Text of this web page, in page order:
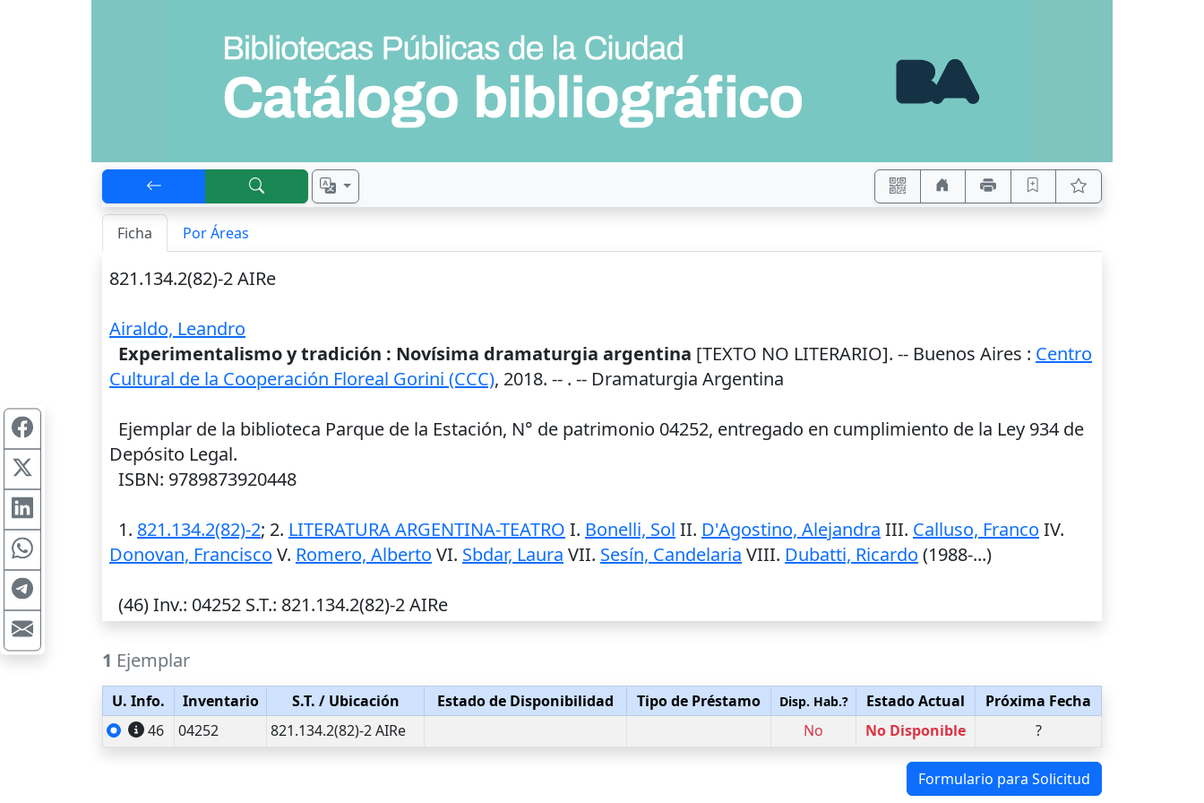
Ficha Por Áreas
821.134.2(82)-2 AIRe
Airaldo, Leandro
Experimentalismo y tradición : Novísima dramaturgia argentina [TEXTO NO LITERARIO]. -- Buenos Aires : Centro
Cultural de la Cooperación Floreal Gorini (CCC), 2018. -- . -- Dramaturgia Argentina
Ejemplar de la biblioteca Parque de la Estación, N° de patrimonio 04252, entregado en cumplimiento de la Ley 934 de
Depósito Legal.
ISBN: 9789873920448
1. 821.134.2(82)-2; 2. LITERATURA ARGENTINA-TEATRO I. Bonelli, Sol II. D'Agostino, Alejandra III. Calluso, Franco IV.
Donovan, Francisco V. Romero, Alberto VI. Sbdar, Laura VII. Sesín, Candelaria VIII. Dubatti, Ricardo (1988-...)
(46)Inv.: 04252 S.T.: 821.134.2(82)-2 AIRe
1 Ejemplar
U. Info. Inventario S.T. / Ubicación Estado de Disponibilidad Tipo de Préstamo Disp. Hab.? Estado Actual
Próxima Fecha
46
04252 821.134.2(82)-2 AIRe No No Disponible ?
Formulario para Solicitud